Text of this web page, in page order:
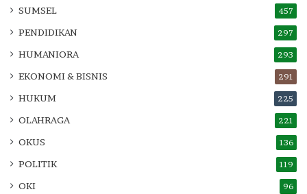
SUMSEL 457
PENDIDIKAN 297
HUMANIORA 293
EKONOMI & BISNIS 291
HUKUM 225
OLAHRAGA 221
OKUS 136
POLITIK 119
OKI 96